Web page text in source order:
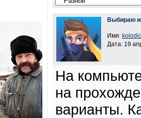
Выбираю
Имя:
Дата: 19
На
на
варианты.